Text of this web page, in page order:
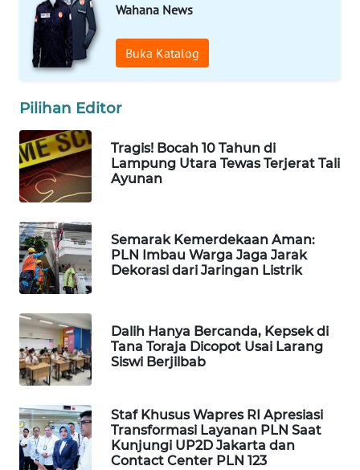
Wahana News
Buka Katalog
Pilihan Editor
Tragis! Bocah 10 Tahun di
Lampung Utara Tewas Terjerat Tali
Ayunan
Semarak Kemerdekaan Aman:
PLN Imbau Warga Jaga Jarak
Dekorasi dari Jaringan Listrik
Dalih Hanya Bercanda, Kepsek di
Tana Toraja Dicopot Usai Larang
Siswi Berjilbab
Staf Khusus Wapres RI Apresiasi
Transformasi Layanan PLN Saat
Kunjungi UP2D Jakarta dan
Contact Center PLN 123
WAHANA
ADVOKAT
WAHANA
INFRASTRUKTUR
WAHANA
KONSUMEN
WAHANA
LISTRIK
WAHANA
TRAVEL
WAHANA
TV
WAHANANEWS
WAHANANEWS
CO ID